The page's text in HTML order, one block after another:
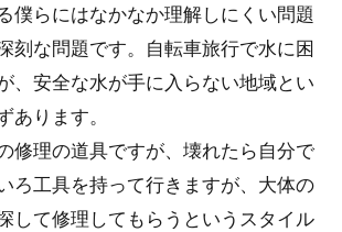
僕らにはなかなか理解しにくい問題
刻な問題です。自転車旅行で水に困
、安全な水が手に入らない地域とい
あります。
修理の道具ですが、壊れたら自分で
ろ工具を持って行きますが、大体の
して修理してもらうというスタイル